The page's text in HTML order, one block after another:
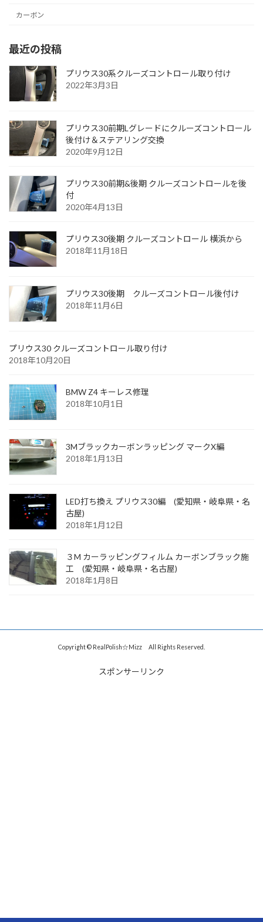
カーボン
最近の投稿
プリウス30系クルーズコントロール取り付け
2022年3月3日
プリウス30前期Lグレードにクルーズコントロール
後付け＆ステアリング交換
2020年9月12日
プリウス30前期&後期 クルーズコントロールを後
付
2020年4月13日
プリウス30後期 クルーズコントロール 横浜から
2018年11月18日
プリウス30後期 クルーズコントロール後付け
2018年11月6日
プリウス30 クルーズコントロール取り付け
2018年10月20日
BMW Z4 キーレス修理
2018年10月1日
3Mブラックカーボンラッピング マークX編
2018年1月13日
LED打ち換え プリウス30編 (愛知県・岐阜県・名
古屋)
2018年1月12日
３M カーラッピングフィルム カーボンブラック施
工 (愛知県・岐阜県・名古屋)
2018年1月8日
Copyright © RealPolish☆Mizz All Rights Reserved.
スポンサーリンク